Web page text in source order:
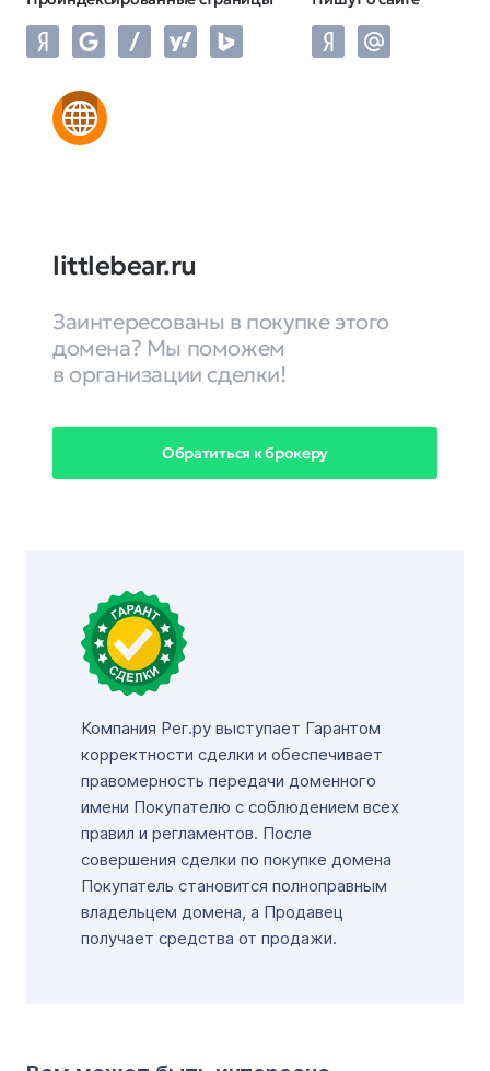
littlebear.ru
Заинтересованы в покупке этого
домена? Мы поможем
в организации сделки!
Обратиться к брокеру
Компания Рег.ру выступает Гарантом
корректности сделки и обеспечивает
правомерность передачи доменного
имени Покупателю с соблюдением всех
правил и регламентов. После
совершения сделки по покупке домена
Покупатель становится полноправным
владельцем домена, а Продавец
получает средства от продажи.